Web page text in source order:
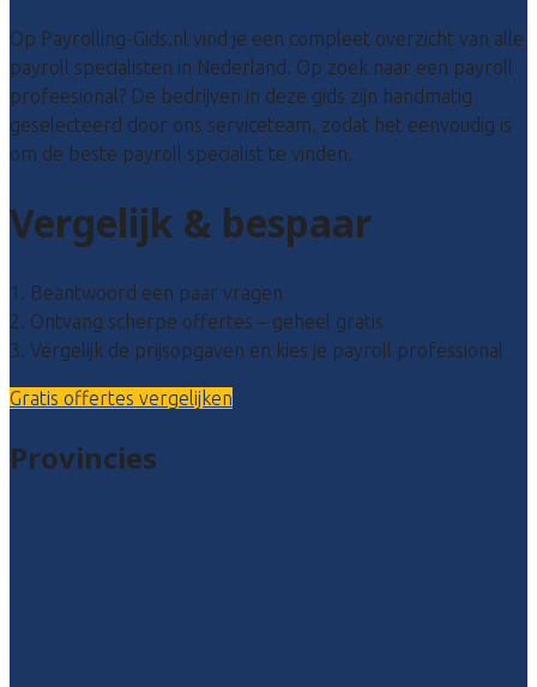
Op Payrolling-Gids.nl vind je een compleet overzicht van alle
payroll specialisten in Nederland. Op zoek naar een payroll
profeesional? De bedrijven in deze gids zijn handmatig
geselecteerd door ons serviceteam, zodat het eenvoudig is
om de beste payroll specialist te vinden.
Vergelijk & bespaar
1. Beantwoord een paar vragen
2. Ontvang scherpe offertes – geheel gratis
3. Vergelijk de prijsopgaven en kies je payroll professional
Gratis offertes vergelijken
Provincies